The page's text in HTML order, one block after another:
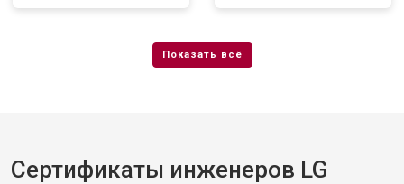
Сертификаты инженеров LG